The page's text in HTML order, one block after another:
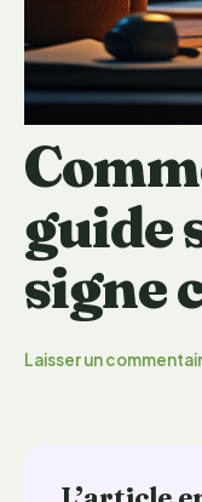
guide
signe
Laisser un